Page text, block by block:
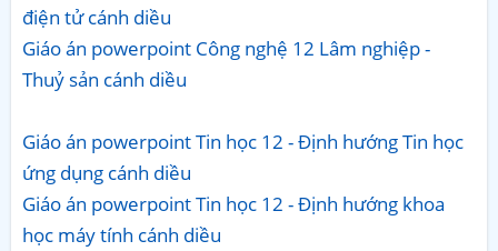
điện tử cánh diều
Giáo án powerpoint Công nghệ 12 Lâm nghiệp -
Thuỷ sản cánh diều
Giáo án powerpoint Tin học 12 - Định hướng Tin học
ứng dụng cánh diều
Giáo án powerpoint Tin học 12 - Định hướng khoa
học máy tính cánh diều